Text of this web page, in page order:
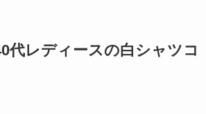
代レディースの白シャツコ